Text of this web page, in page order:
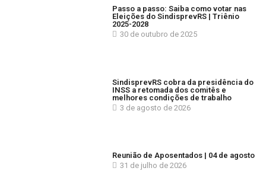
Passo a passo: Saiba como votar nas
Eleições do SindisprevRS | Triênio
2025-2028
30 de outubro de 2025
SindisprevRS cobra da presidência do
INSS a retomada dos comitês e
melhores condições de trabalho
3 de agosto de 2026
Reunião de Aposentados | 04 de agosto
31 de julho de 2026